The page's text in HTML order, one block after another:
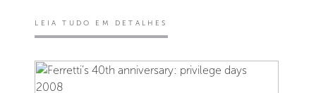
LEIA TUDO EM DETALHES